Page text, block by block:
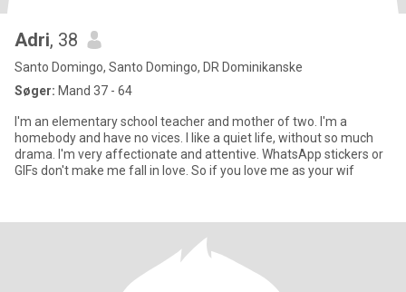
Adri, 38
Santo Domingo, Santo Domingo, DR Dominikanske
Søger: Mand 37 - 64
I'm an elementary school teacher and mother of two. I'm a
homebody and have no vices. I like a quiet life, without so much
drama. I'm very affectionate and attentive. WhatsApp stickers or
GIFs don't make me fall in love. So if you love me as your wif